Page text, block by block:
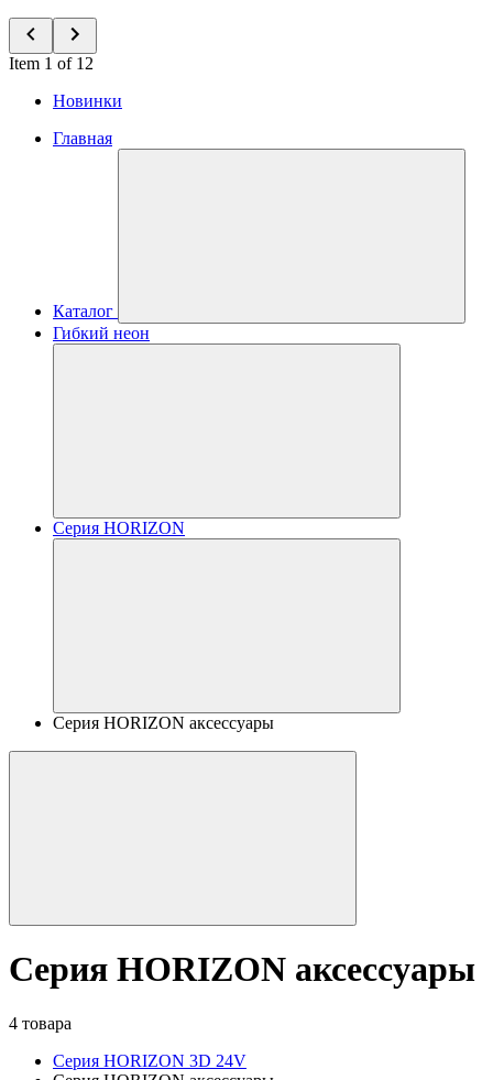
Item 1 of 12
Новинки
Главная
Каталог
Гибкий неон
Серия HORIZON
Серия HORIZON аксессуары
Серия HORIZON аксессуары
4 товара
Серия HORIZON 3D 24V